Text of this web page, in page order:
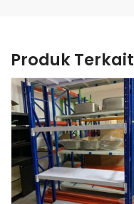
Produk Terkait